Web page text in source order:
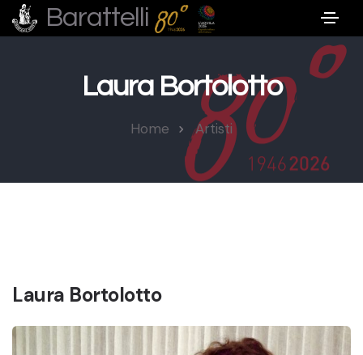
Barattelli
Laura Bortolotto
Home Artisti
Laura Bortolotto